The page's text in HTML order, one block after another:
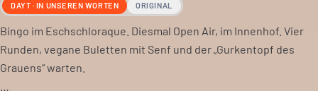
DAYT · IN UNSEREN WORTEN ORIGINAL
Bingo im Eschschloraque. Diesmal Open Air, im Innenhof. Vier
Runden, vegane Buletten mit Senf und der „Gurkentopf des
Grauens“ warten.